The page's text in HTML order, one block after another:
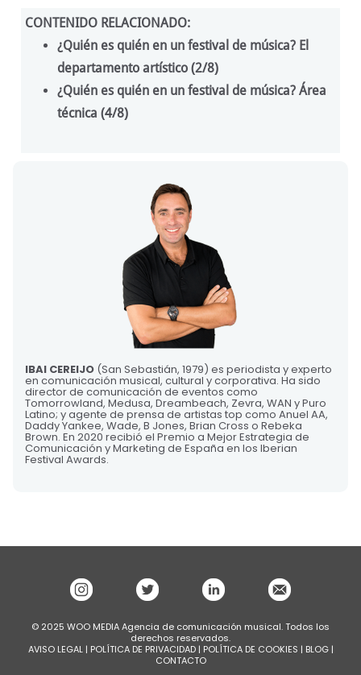
CONTENIDO RELACIONADO:
¿Quién es quién en un festival de música? El
departamento artístico (2/8)
¿Quién es quién en un festival de música? Área
técnica (4/8)
IBAI CEREIJO (San Sebastián, 1979) es periodista y experto
en comunicación musical, cultural y corporativa. Ha sido
director de comunicación de eventos como
Tomorrowland, Medusa, Dreambeach, Zevra, WAN y Puro
Latino; y agente de prensa de artistas top como Anuel AA,
Daddy Yankee, Wade, B Jones, Brian Cross o Rebeka
Brown. En 2020 recibió el Premio a Mejor Estrategia de
Comunicación y Marketing de España en los Iberian
Festival Awards.
© 2025 WOO MEDIA Agencia de comunicación musical. Todos los
derechos reservados.
AVISO LEGAL| POLÍTICA DE PRIVACIDAD| POLÍTICA DE COOKIES | BLOG |
CONTACTO